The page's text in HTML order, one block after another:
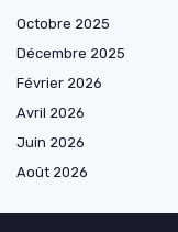
Octobre 2025
Décembre 2025
Février 2026
Avril 2026
Juin 2026
Août 2026